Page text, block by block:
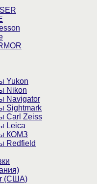
Yukon
Nikon
Navigator
Sightmark
Carl Zeiss
Leica
КОМЗ
Redfield
(США)